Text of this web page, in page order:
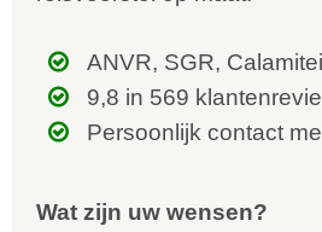
ANVR, SGR,
9,8 in 569
Persoonlijk contact
Wat zijn uw wensen?